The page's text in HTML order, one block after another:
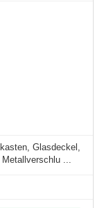
Glasdeckel,
Metallverschlu ...